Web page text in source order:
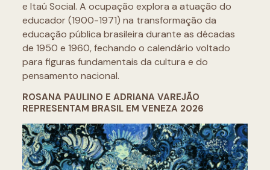
e Itaú Social. A ocupação explora a atuação do
educador (1900-1971) na transformação da
educação pública brasileira durante as décadas
de 1950 e 1960, fechando o calendário voltado
para figuras fundamentais da cultura e do
pensamento nacional.
ROSANA PAULINO E ADRIANA VAREJÃO
REPRESENTAM BRASIL EM VENEZA 2026